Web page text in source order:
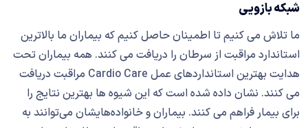
شبکه بازویی
ما تلاش می کنیم تا اطمینان حاصل کنیم که بیماران ما بالاترین
استاندارد مراقبت از سرطان را دریافت می کنند. همه بیماران تحت
هدایت بهترین استانداردهای عمل Cardio Care مراقبت دریافت
می کنند. نشان داده شده است که این شیوه ها بهترین نتایج را
برای بیمار فراهم می کنند. بیماران و خانواده‌هایشان می‌توانند به